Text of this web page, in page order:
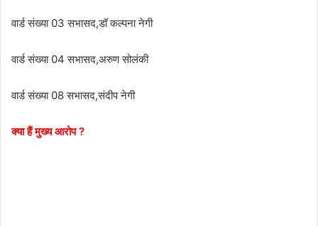
वार्ड संख्या 03 सभासद,डॉ कल्पना नेगी
वार्ड संख्या 04 सभासद,अरुण सोलंकी
वार्ड संख्या 08 सभासद,संदीप नेगी
क्या हैं मुख्य आरोप ?